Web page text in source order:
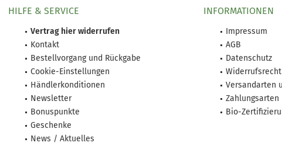
HILFE & SERVICE
Vertrag hier widerrufen
Kontakt
Bestellvorgang und Rückgabe
Cookie-Einstellungen
Händlerkonditionen
Newsletter
Bonuspunkte
Geschenke
News / Aktuelles
INFORMATIONEN
Impressum
AGB
Datenschutz
Widerrufsrecht
Versandarten
Zahlungsarten
Bio-